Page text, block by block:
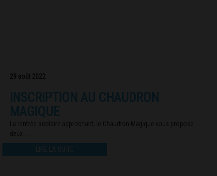
29 août 2022
La rentrée scolaire approchant, le Chaudron Magique vous propose
deux . . .